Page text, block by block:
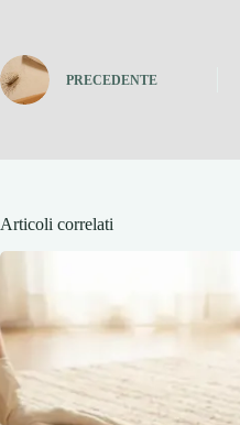
PRECEDENTE
Articoli correlati